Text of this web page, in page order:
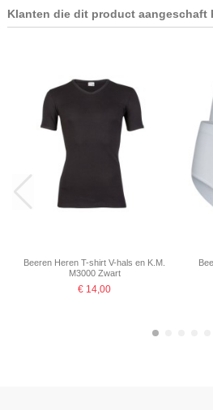
Klanten die dit product aangeschaft
Beeren Heren T-shirt V-hals en K.M.
M3000 Zwart
€ 14,00